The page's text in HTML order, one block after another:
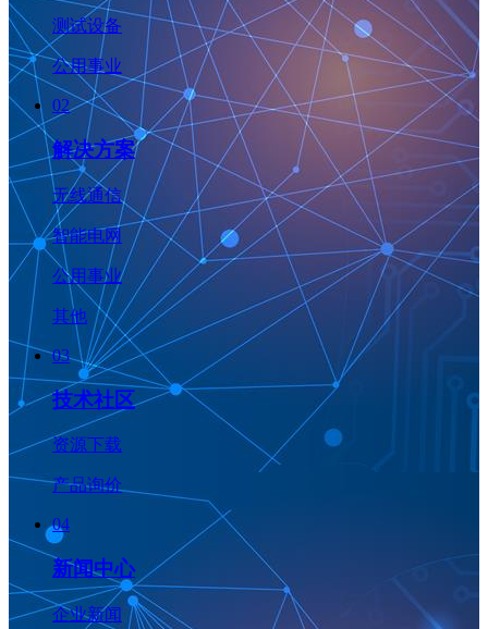
测试设备
公用事业
02
解决方案
无线通信
智能电网
公用事业
其他
03
技术社区
资源下载
产品询价
04
新闻中心
企业新闻